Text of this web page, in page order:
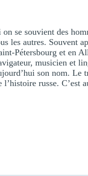
on se souvient des
les autres. Souvent
Pétersbourg et en
musicien et
son nom. Le
l’histoire russe. C’est